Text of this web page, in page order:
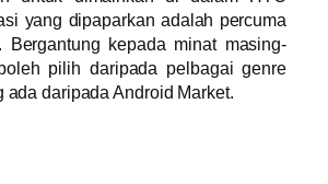
yang dipaparkan adalah percuma
Bergantung kepada minat masing-
pilih daripada pelbagai genre
ada daripada Android Market.